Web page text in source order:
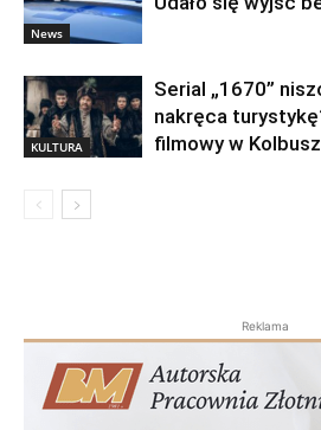
News
KULTURA
Serial „1670”
nakręca
filmowy w
Reklama